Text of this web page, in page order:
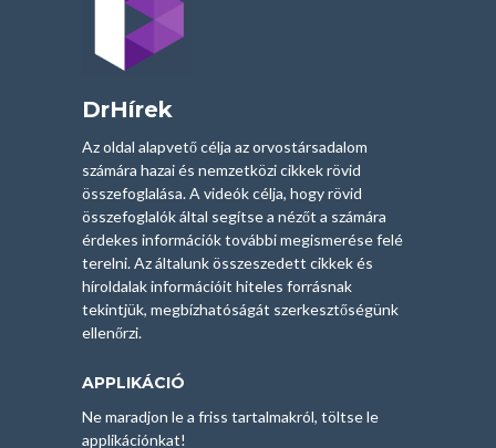
DrHírek
Az oldal alapvető célja az orvostársadalom
számára hazai és nemzetközi cikkek rövid
összefoglalása. A videók célja, hogy rövid
összefoglalók által segítse a nézőt a számára
érdekes információk további megismerése felé
terelni. Az általunk összeszedett cikkek és
híroldalak információit hiteles forrásnak
tekintjük, megbízhatóságát szerkesztőségünk
ellenőrzi.
APPLIKÁCIÓ
Ne maradjon le a friss tartalmakról, töltse le
applikációnkat!